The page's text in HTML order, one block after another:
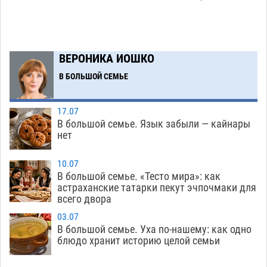
09:00
Лидеры чеченской диаспоры в Астрахани
осудили выходку молодого лихача с улицы
Никольской
18:00
Завтра астраханцы проведут день в режиме
экстремальной температурной нагрузки
17:09
Астраханский котлован с мусором угрожает
плодородию Харабалинского района
07.08 534
16:24
Игорь Редькин проинспектировал
коммунальную готовность астраханского
земельного массива для льготников
ВЕРОНИКА ИОШКО
В БОЛЬШОЙ СЕМЬЕ
17.07
В большой семье. Язык забыли — кайнары
нет
10.07
В большой семье. «Тесто мира»: как
астраханские татарки пекут эчпочмаки для
всего двора
03.07
В большой семье. Уха по-нашему: как одно
блюдо хранит историю целой семьи